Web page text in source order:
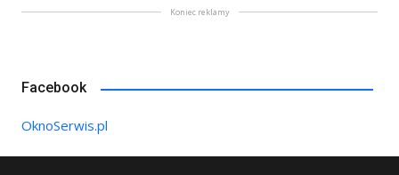
Koniec reklamy
Facebook
OknoSerwis.pl